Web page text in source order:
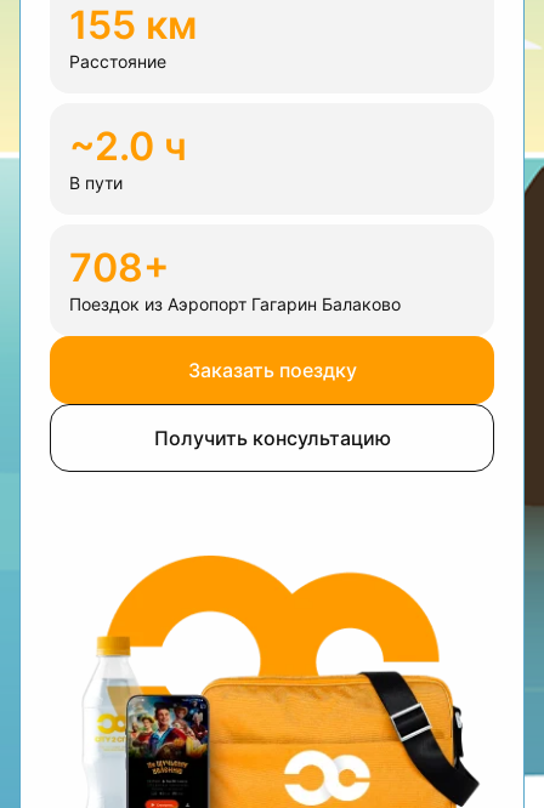
155 км
Расстояние
~2.0 ч
В пути
708+
Поездок из Аэропорт Гагарин Балаково
Заказать поездку
Получить консультацию